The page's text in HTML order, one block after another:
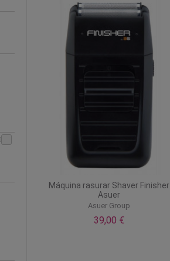
Máquina rasurar Shaver Finisher
Asuer
Asuer Group
39,00 €